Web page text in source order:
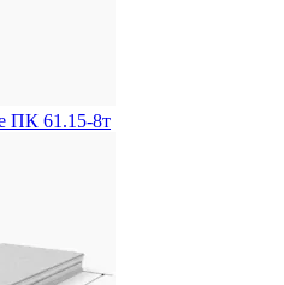
ПК 61.15-8т